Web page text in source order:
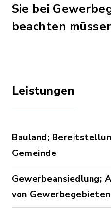
Sie bei
beachten
Leistungen
Bauland;
Gemeinde
Gewerbeansiedlung;
von Gewerbegebieten